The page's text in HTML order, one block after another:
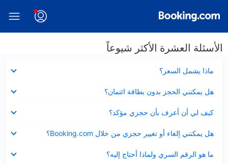
الأسئلة العشرة الأكثر شيوعاً
ماذا يشمل السعر؟
مصغر
هل يمكنني الحجز بدون بطاقة ائتمان؟
مصغر
كيف لي أن أعرف بأن حجزي مؤكد؟
مصغر
هل يمكنني إلغاء أو تغيير حجزي من خلال Booking.com؟
مصغر
ما هو الرقم السري ولماذا أحتاج إليه؟
مصغر